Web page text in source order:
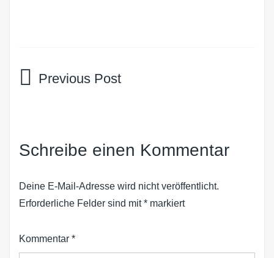
Beitragsnavigation
Schreibe einen Kommentar
Deine E-Mail-Adresse wird nicht veröffentlicht.
Erforderliche Felder sind mit* markiert
Kommentar *